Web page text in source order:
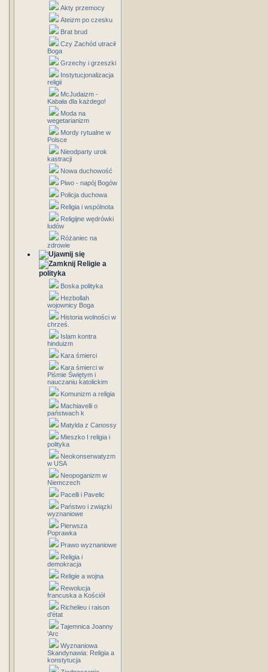
Akty przemocy
Ateizm po czesku
Brat brud
Czy Zachód utracił
Boga
Grzechy i grzeszki
Instytucjonalizacja
religii
McJudaizm -
Kabała dla każdego!
Moda na
wegetarianizm
Mordy rytualne w
Polsce
Nieodparty urok
kastracji
Nowa duchowość
Piwo - napój Bogów
Policja duchowa
Religia i wspólnota
Religijne wędrówki
ludów
Różaniec na
zdrowie
Religie a
polityka
Boska polityka
Hezbollah
wojownicy Boga
Historia wolności w
chrześ.
Islam kontra
hinduizm
Kara śmierci
Kara śmierci w
Piśmie Świętym i
nauczaniu katolickim
Komunizm a religia
Machiavelli o
państwach k
Matylda z Canossy
Mieszko I religia i
polityka
Neokonserwatyzm
w USA
Neopoganizm w
Niemczech
Pacelli i Pavelic
Państwo i związki
wyznaniowe
Pierwsza
Poprawka
Prawo wyznaniowe
Religia i
demokracja
Religie a wojna
Rewolucja
francuska a Kościół
Richelieu i raison
d'état
Tajemnica Joanny
'Arc
Wyznaniowa
Skandynawia: Religia a
konstytucja